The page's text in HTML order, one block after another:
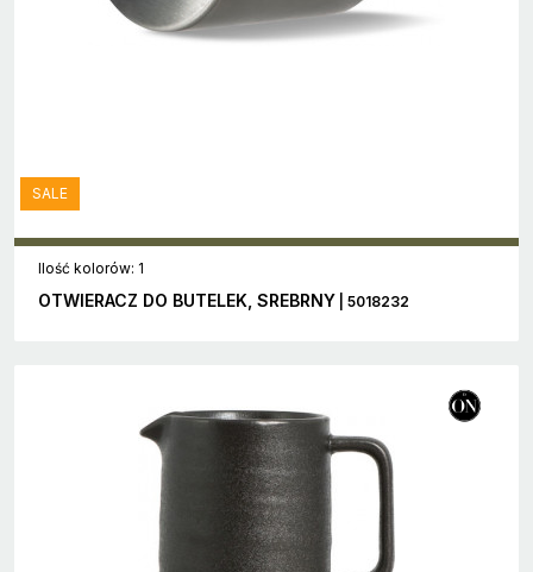
SALE
Ilość kolorów: 1
OTWIERACZ DO BUTELEK, SREBRNY | 5018232